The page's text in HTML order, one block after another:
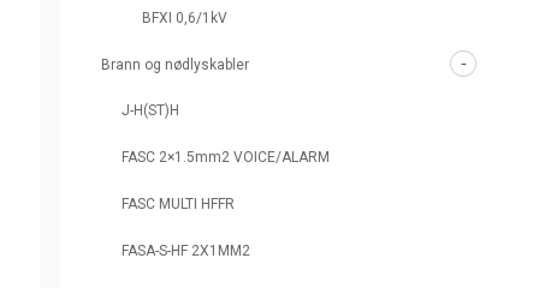
BFXI 0,6/1kV
Brann og nødlyskabler
J-H(ST)H
FASC 2×1.5mm2 VOICE/ALARM
FASC MULTI HFFR
FASA-S-HF 2X1MM2